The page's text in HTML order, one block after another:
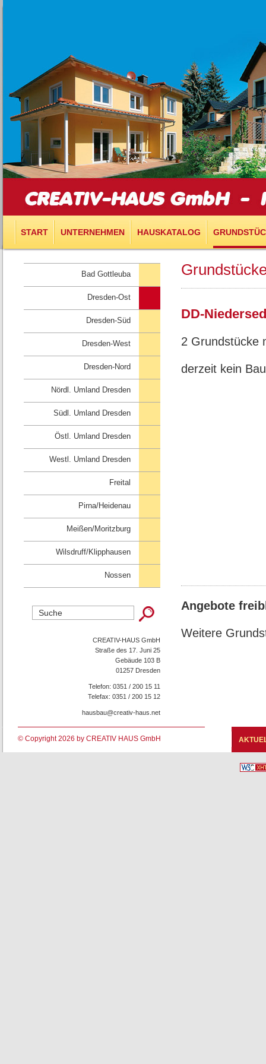
START UNTERNEHMEN HAUSKATALOG
Bad Gottleuba
Dresden-Ost
Dresden-Süd
Dresden-West
Dresden-Nord
Nördl. Umland Dresden
Südl. Umland Dresden
Östl. Umland Dresden
Westl. Umland Dresden
Freital
Pirna/Heidenau
Meißen/Moritzburg
Wilsdruff/Klipphausen
Nossen
CREATIV-HAUS GmbH
Straße des 17. Juni 25
Gebäude 103 B
01257 Dresden
Telefon: 0351 / 200 15 11
Telefax: 0351 / 200 15 12
hausbau@creativ-haus.net
DD-
2 Grundstücke
derzeit kein
Angebote
Weitere
© Copyright 2026 by CREATIV HAUS GmbH